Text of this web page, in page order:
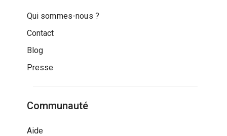
Qui sommes-nous ?
Contact
Blog
Presse
Communauté
Aide